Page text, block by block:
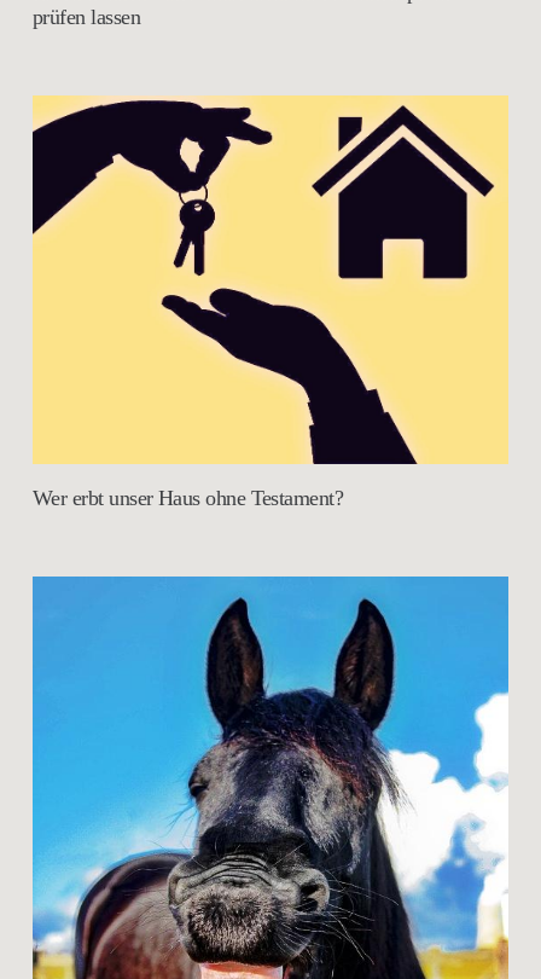
prüfen lassen
Wer erbt unser Haus ohne Testament?